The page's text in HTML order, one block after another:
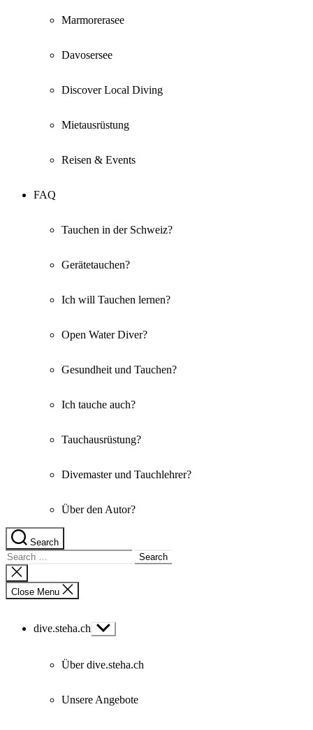
Marmorerasee
Davosersee
Discover Local Diving
Mietausrüstung
Reisen & Events
FAQ
Tauchen in der Schweiz?
Gerätetauchen?
Ich will Tauchen lernen?
Open Water Diver?
Gesundheit und Tauchen?
Ich tauche auch?
Tauchausrüstung?
Divemaster und Tauchlehrer?
Über den Autor?
Search
Search
for:
Close
search
Close Menu
dive.steha.ch Show
sub
Über dive.steha.ch
Unsere Angebote